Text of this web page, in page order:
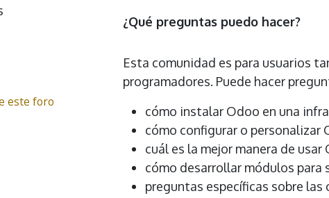
este foro
¿Qué preguntas puedo hacer?
Esta comunidad es para usuarios
programadores. Puede hacer
cómo instalar Odoo en una
cómo configurar o personalizar
cuál es la mejor manera de
cómo desarrollar módulos para
preguntas específicas sobre